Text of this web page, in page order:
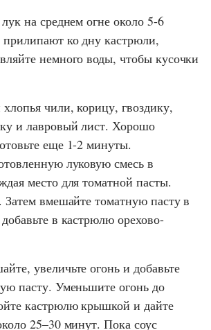
на среднем огне около 5-6
ко дну кастрюли,
немного воды, чтобы кусочки
чили, корицу, гвоздику,
и лавровый лист. Хорошо
еще 1-2 минуты.
луковую смесь в
место для томатной пасты.
Затем вмешайте томатную пасту в
в кастрюлю орехово-
увеличьте огонь и добавьте
пасту. Уменьшите огонь до
кастрюлю крышкой и дайте
25–30 минут. Пока соус